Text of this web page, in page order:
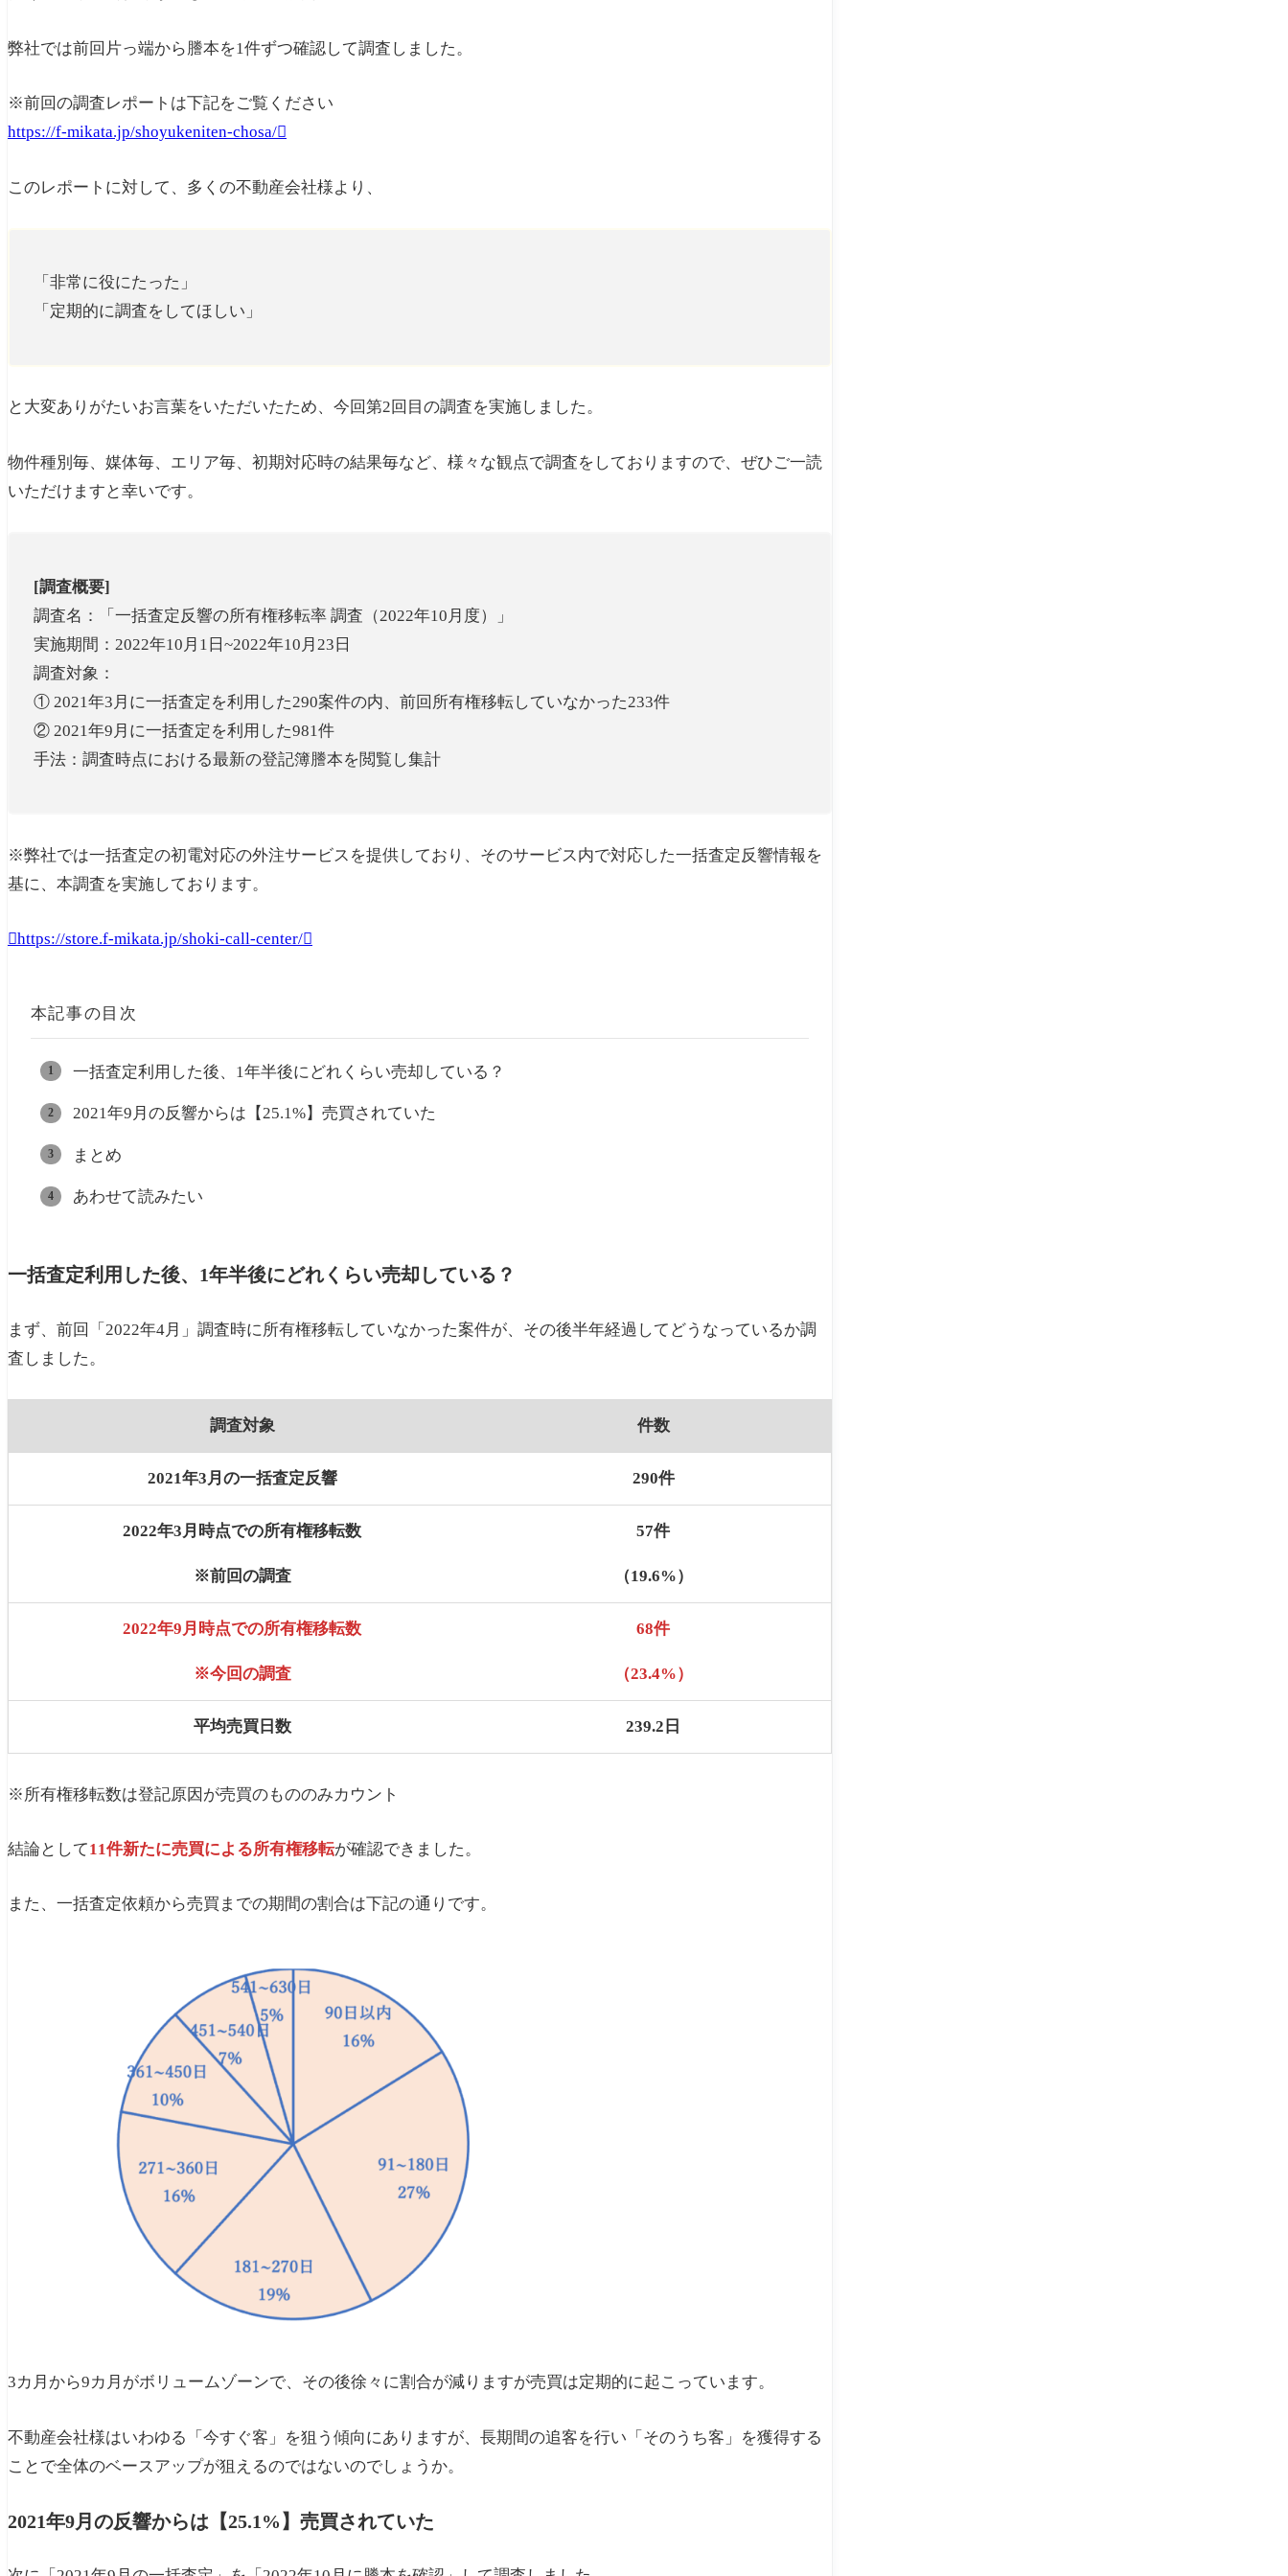
弊社では前回片っ端から謄本を1件ずつ確認して調査しました。
※前回の調査レポートは下記をご覧ください
https://f-mikata.jp/shoyukeniten-chosa/
このレポートに対して、多くの不動産会社様より、
「非常に役にたった」
「定期的に調査をしてほしい」
と大変ありがたいお言葉をいただいたため、今回第2回目の調査を実施しました。
物件種別毎、媒体毎、エリア毎、初期対応時の結果毎など、様々な観点で調査をしておりますので、ぜひご一読
いただけますと幸いです。
[調査概要]
調査名：「一括査定反響の所有権移転率 調査（2022年10月度）」
実施期間：2022年10月1日~2022年10月23日
調査対象：
① 2021年3月に一括査定を利用した290案件の内、前回所有権移転していなかった233件
② 2021年9月に一括査定を利用した981件
手法：調査時点における最新の登記簿謄本を閲覧し集計
※弊社では一括査定の初電対応の外注サービスを提供しており、そのサービス内で対応した一括査定反響情報を
基に、本調査を実施しております。
https://store.f-mikata.jp/shoki-call-center/
本記事の目次
一括査定利用した後、1年半後にどれくらい売却している？
2021年9月の反響からは【25.1%】売買されていた
まとめ
あわせて読みたい
一括査定利用した後、1年半後にどれくらい売却している？
まず、前回「2022年4月」調査時に所有権移転していなかった案件が、その後半年経過してどうなっているか調
査しました。
調査対象 件数
2021年3月の一括査定反響 290件
2022年3月時点での所有権移転数
※前回の調査
57件
（19.6%）
2022年9月時点での所有権移転数
※今回の調査
68件
（23.4%）
平均売買日数 239.2日
※所有権移転数は登記原因が売買のもののみカウント
結論として11件新たに売買による所有権移転が確認できました。
また、一括査定依頼から売買までの期間の割合は下記の通りです。
3カ月から9カ月がボリュームゾーンで、その後徐々に割合が減りますが売買は定期的に起こっています。
不動産会社様はいわゆる「今すぐ客」を狙う傾向にありますが、長期間の追客を行い「そのうち客」を獲得する
ことで全体のベースアップが狙えるのではないのでしょうか。
2021年9月の反響からは【25.1%】売買されていた